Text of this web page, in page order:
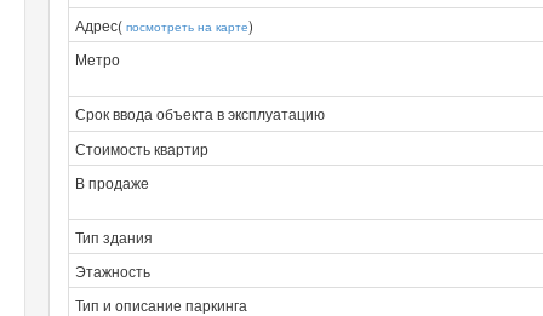
Адрес( посмотреть на карте)
Метро
Срок ввода объекта в эксплуатацию
Стоимость квартир
В продаже
Тип здания
Этажность
Тип и описание паркинга